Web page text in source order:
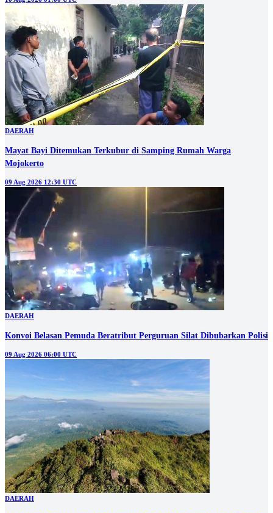
DAERAH
Mayat Bayi Ditemukan Terkubur di Samping Rumah Warga
Mojokerto
09 Aug 2026 12:30 UTC
DAERAH
Konvoi Belasan Pemuda Beratribut Perguruan Silat Dibubarkan Polisi
09 Aug 2026 06:00 UTC
DAERAH